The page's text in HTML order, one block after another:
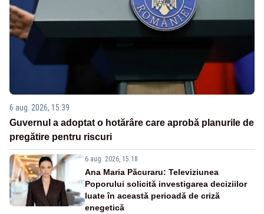
6 aug. 2026, 15:39
Guvernul a adoptat o hotărâre care aprobă planurile de
pregătire pentru riscuri
6 aug. 2026, 15:18
Ana Maria Păcuraru: Televiziunea
Poporului solicită investigarea deciziilor
luate în această perioadă de criză
enegetică